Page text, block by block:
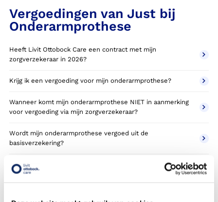
Vergoedingen van Just bij
Onderarmprothese
Heeft Livit Ottobock Care een contract met mijn
zorgverzekeraar in 2026?
Krijg ik een vergoeding voor mijn onderarmprothese?
Wanneer komt mijn onderarmprothese NIET in aanmerking
voor vergoeding via mijn zorgverzekeraar?
Wordt mijn onderarmprothese vergoed uit de
basisverzekering?
Wordt mijn onderarmprothese vergoed vanuit een
aanvullende verzekering?